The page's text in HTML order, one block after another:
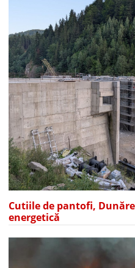
Cutiile de pantofi,
energetică